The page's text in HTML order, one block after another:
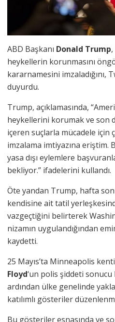
ABD Başkanı Donald Trump
heykellerin korunmasını
kararnamesini imzaladığını,
duyurdu.
Trump, açıklamasında,
heykellerini korumak ve son
içeren suçlarla mücadele
imzalama imtiyazına eriştim.
yasa dışı eylemlere
bekliyor.” ifadelerini kullandı.
Öte yandan Trump, hafta
kendisine ait tatil
vazgeçtiğini belirterek
nizamın uygulandığından
kaydetti.
25 Mayıs’ta Minneapolis
Floyd‘un polis şiddeti sonucu
ardından ülke genelinde
katılımlı gösteriler
Bu gösteriler esnasında ve